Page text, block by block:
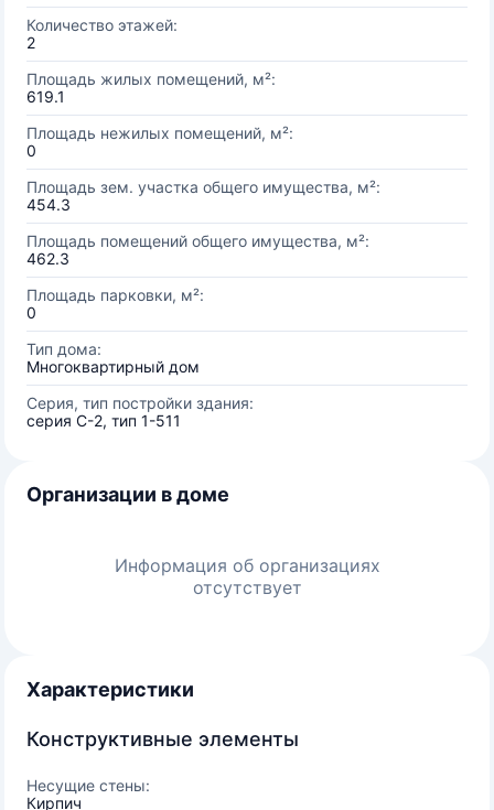
Количество этажей:
2
Площадь жилых помещений, м²:
619.1
Площадь нежилых помещений, м²:
0
Площадь зем. участка общего имущества, м²:
454.3
Площадь помещений общего имущества, м²:
462.3
Площадь парковки, м²:
0
Тип дома:
Многоквартирный дом
Серия, тип постройки здания:
серия С-2, тип 1-511
Организации в доме
Информация об организациях
отсутствует
Характеристики
Конструктивные элементы
Несущие стены:
Кирпич